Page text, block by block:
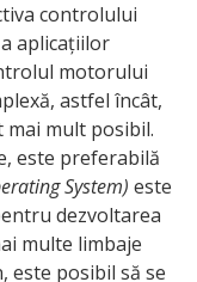
controlului
aplicațiilor
motorului
astfel încât,
mai mult posibil.
este preferabilă
System) este
dezvoltarea
multe limbaje
este posibil să se